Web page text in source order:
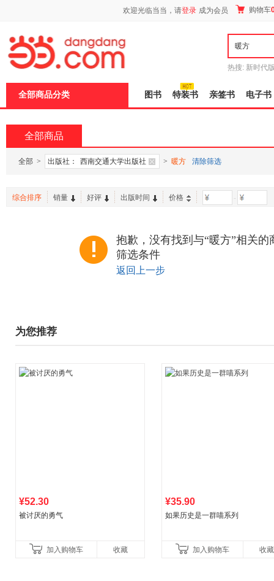
欢迎光临当当，请登录 成为会员 购物车
热搜: 新时代
全部商品分类 图书 特装书 亲签书 电子书
全部商品
全部 > 出版社： 西南交通大学出版社 > 暖方 清除筛选
综合排序 销量 好评 出版时间 价格 -
抱歉，没有找到与“暖方”相关
筛选条件
返回上一步
为您推荐
¥52.30
被讨厌的勇气
加入购物车 收藏
¥35.90
如果历史是一群喵系列
加入购物车 收藏
页
加